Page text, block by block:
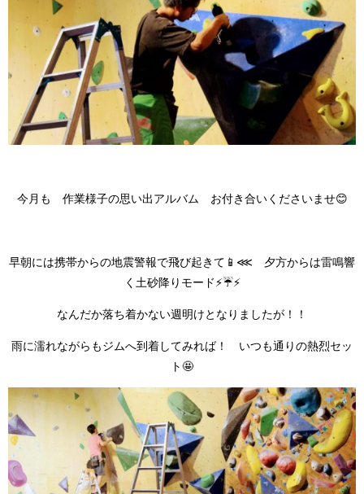
今月も 作業様子の思い出アルバム お付き合いくださいませ😊
早朝には携帯からの地震警報で飛び起きて📱⋘ 夕方からは雷鳴響
く土砂降りモード⚡☔⚡
なんだか落ち着かない週明けとなりましたが！！
雨に濡れながらもジムへ到着してみれば！ いつも通りの熱烈セッ
ト🤩